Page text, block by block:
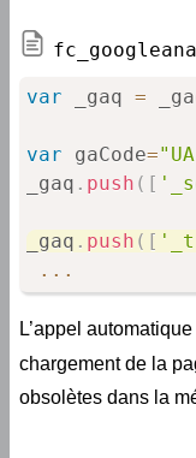
var _gaq =
var gaCode=
_gaq . push ( [
_gaq . push ( [
...
L’appel
chargement de la
obsolètes dans la